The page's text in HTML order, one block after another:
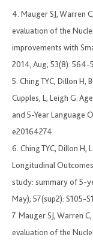
4. Mauger SJ, Warren
evaluation of the
improvements with
2014, Aug; 53(8): 564-
5. Ching TYC, Dillon H,
Cupples, L, Leigh G.
and 5-Year Language
e20164274.
6. Ching TYC, Dillon H,
Longitudinal
study: summary of 5-
May); 57(sup2): S105-
7. Mauger SJ, Warren
evaluation of the